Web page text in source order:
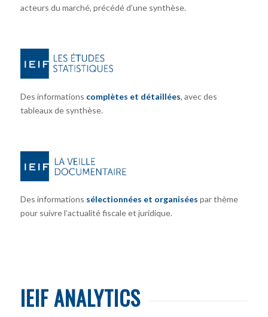
acteurs du marché, précédé d’une synthèse.
Des informations complètes et détaillées, avec des
tableaux de synthèse.
Des informations sélectionnées et organisées par thème
pour suivre l’actualité fiscale et juridique.
IEIF ANALYTICS